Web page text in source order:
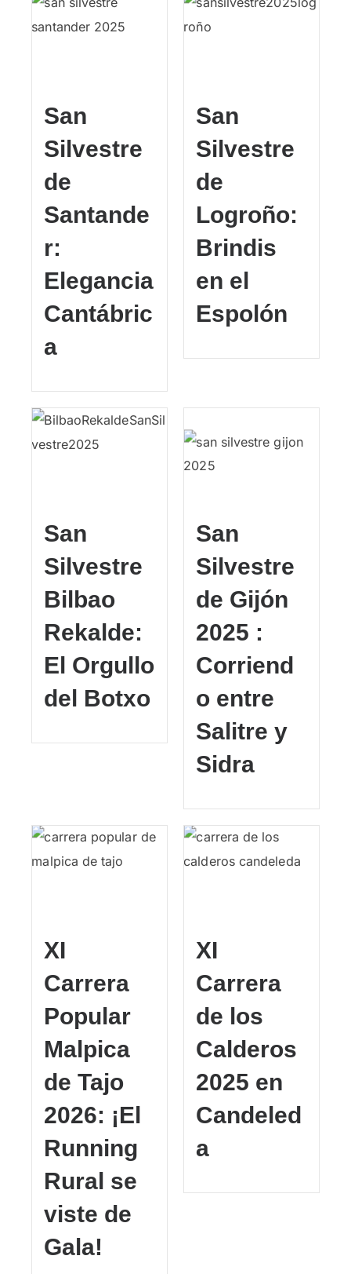
San
Silvestre
de
Santande
r:
Elegancia
Cantábric
a
San
Silvestre
de
Logroño:
Brindis
en el
Espolón
San
Silvestre
Bilbao
Rekalde:
El Orgullo
del Botxo
San
Silvestre
de Gijón
2025 :
Corriend
o entre
Salitre y
Sidra
XI
Carrera
Popular
Malpica
de Tajo
2026: ¡El
Running
Rural se
viste de
Gala!
XI
Carrera
de los
Calderos
2025 en
Candeled
a